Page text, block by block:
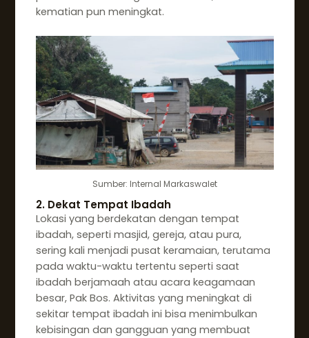
kematian pun meningkat.
Sumber: Internal Markaswalet
2. Dekat Tempat Ibadah
Lokasi yang berdekatan dengan tempat
ibadah, seperti masjid, gereja, atau pura,
sering kali menjadi pusat keramaian, terutama
pada waktu-waktu tertentu seperti saat
ibadah berjamaah atau acara keagamaan
besar, Pak Bos. Aktivitas yang meningkat di
sekitar tempat ibadah ini bisa menimbulkan
kebisingan dan gangguan yang membuat